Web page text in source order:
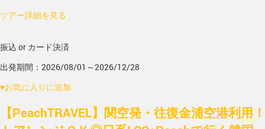
ツアー詳細を見る
振込 or カード決済
出発期間：2026/08/01～2026/12/28
♥お気に入りに追加
【PeachTRAVEL】関空発・往復金浦空港利用